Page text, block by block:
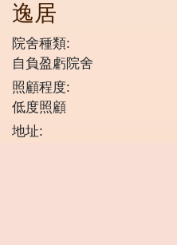
逸居
院舍種類:
自負盈虧院舍
照顧程度:
低度照顧
地址: